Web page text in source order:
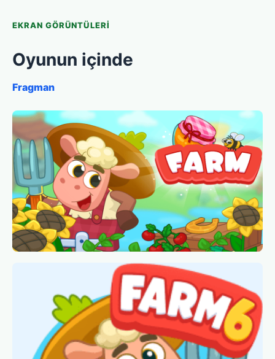
EKRAN GÖRÜNTÜLERI
Oyunun içinde
Fragman